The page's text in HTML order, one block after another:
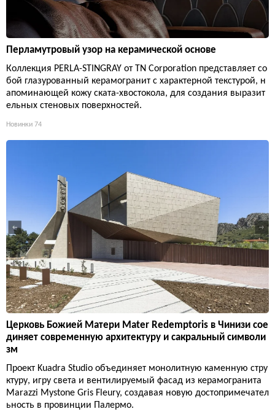
Перламутровый узор на керамической основе
Коллекция PERLA-STINGRAY от TN Corporation представляет со
бой глазурованный керамогранит с характерной текстурой, н
апоминающей кожу ската-хвостокола, для создания выразит
ельных стеновых поверхностей.
Новинки 74
Церковь Божией Матери Mater Redemptoris в Чинизи сое
диняет современную архитектуру и сакральный символи
зм
Проект Kuadra Studio объединяет монолитную каменную стру
ктуру, игру света и вентилируемый фасад из керамогранита
Marazzi Mystone Gris Fleury, создавая новую достопримечател
ьность в провинции Палермо.